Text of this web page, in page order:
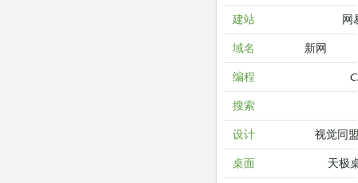
建站 网
域名 新网
编程
搜索
设计 视觉同
桌面 天极